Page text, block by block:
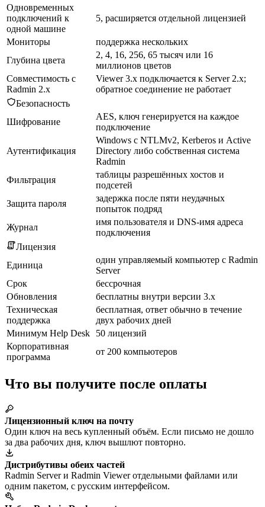
Одновременных
подключений к
одной машине
5, расширяется отдельной лицензией
Мониторы
поддержка нескольких
Глубина цвета
2, 4, 16, 256, 65 тысяч или 16
миллионов цветов
Совместимость с
Radmin 2.x
Viewer 3.x подключается к Server 2.x;
обратное соединение не работает
Безопасность
Шифрование
AES, ключ генерируется на каждое
подключение
Аутентификация
Windows с NTLMv2, Kerberos и Active
Directory либо собственная система
Radmin
Фильтрация
таблицы разрешённых хостов и
подсетей
Защита пароля
задержка после пяти неудачных
попыток подряд
Журнал
имя пользователя и DNS-имя адреса
подключения
Лицензия
Единица
один управляемый компьютер с Radmin
Server
Срок
бессрочная
Обновления
бесплатны внутри версии 3.x
Техническая
поддержка
бесплатная, ответ обычно в течение
двух рабочих дней
Минимум Help Desk
50 лицензий
Корпоративная
программа
от 200 компьютеров
Что вы получите после оплаты
Лицензионный ключ на почту
Один ключ на весь купленный объём. Если письмо не дошло
за два рабочих дня, ключ вышлют повторно.
Дистрибутивы обеих частей
Radmin Server и Radmin Viewer отдельными файлами или
одним пакетом, с русским интерфейсом.